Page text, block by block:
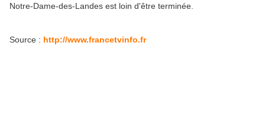
Notre-Dame-des-Landes est loin d'être terminée.
Source : http://www.francetvinfo.fr